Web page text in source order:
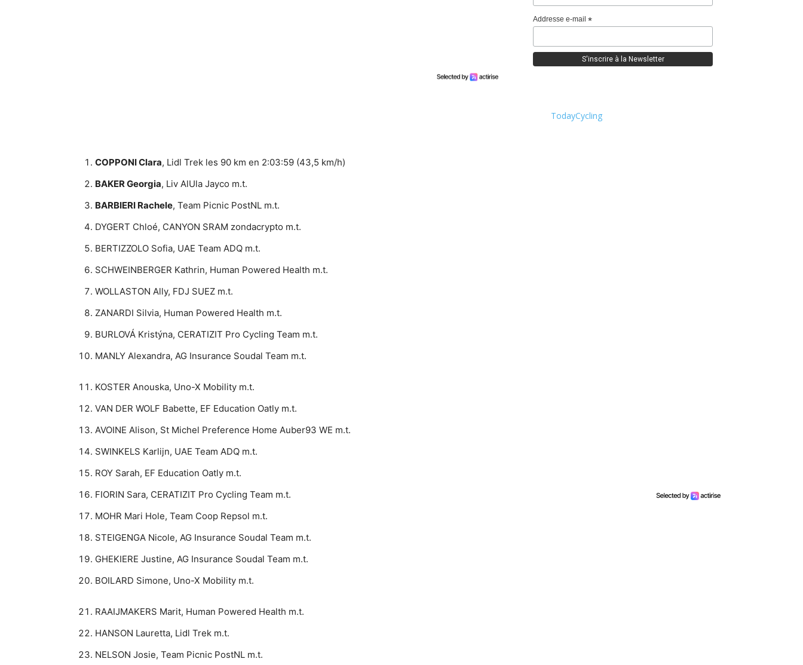
COPPONI Clara, Lidl Trek les 90 km en 2:03:59 (43,5 km/h)
BAKER Georgia, Liv AlUla Jayco m.t.
BARBIERI Rachele, Team Picnic PostNL m.t.
DYGERT Chloé, CANYON SRAM zondacrypto m.t.
BERTIZZOLO Sofia, UAE Team ADQ m.t.
SCHWEINBERGER Kathrin, Human Powered Health m.t.
WOLLASTON Ally, FDJ SUEZ m.t.
ZANARDI Silvia, Human Powered Health m.t.
BURLOVÁ Kristýna, CERATIZIT Pro Cycling Team m.t.
MANLY Alexandra, AG Insurance Soudal Team m.t.
KOSTER Anouska, Uno-X Mobility m.t.
VAN DER WOLF Babette, EF Education Oatly m.t.
AVOINE Alison, St Michel Preference Home Auber93 WE m.t.
SWINKELS Karlijn, UAE Team ADQ m.t.
ROY Sarah, EF Education Oatly m.t.
FIORIN Sara, CERATIZIT Pro Cycling Team m.t.
MOHR Mari Hole, Team Coop Repsol m.t.
STEIGENGA Nicole, AG Insurance Soudal Team m.t.
GHEKIERE Justine, AG Insurance Soudal Team m.t.
BOILARD Simone, Uno-X Mobility m.t.
RAAIJMAKERS Marit, Human Powered Health m.t.
HANSON Lauretta, Lidl Trek m.t.
NELSON Josie, Team Picnic PostNL m.t.
Addresse e-mail *
TodayCycling